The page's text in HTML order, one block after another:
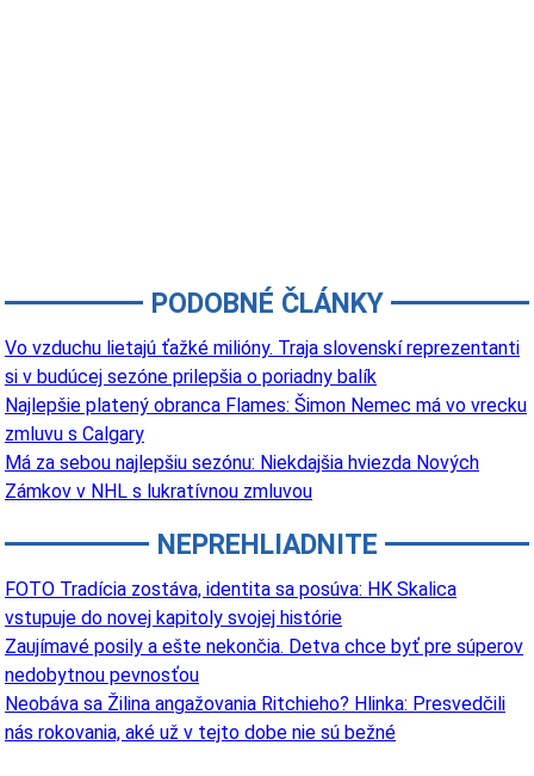
PODOBNÉ ČLÁNKY
Vo vzduchu lietajú ťažké milióny. Traja slovenskí reprezentanti
si v budúcej sezóne prilepšia o poriadny balík
Najlepšie platený obranca Flames: Šimon Nemec má vo vrecku
zmluvu s Calgary
Má za sebou najlepšiu sezónu: Niekdajšia hviezda Nových
Zámkov v NHL s lukratívnou zmluvou
NEPREHLIADNITE
FOTO Tradícia zostáva, identita sa posúva: HK Skalica
vstupuje do novej kapitoly svojej histórie
Zaujímavé posily a ešte nekončia. Detva chce byť pre súperov
nedobytnou pevnosťou
Neobáva sa Žilina angažovania Ritchieho? Hlinka: Presvedčili
nás rokovania, aké už v tejto dobe nie sú bežné